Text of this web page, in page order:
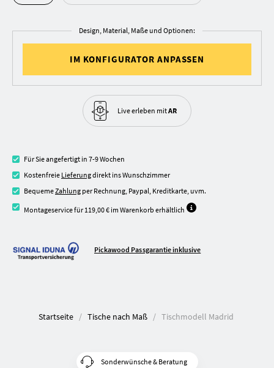
Design, Material, Maße und Optionen:
IM KONFIGURATOR ANPASSEN
Live erleben mitAR
Für Sie angefertigt in 7-9 Wochen
Kostenfreie Lieferungdirekt ins Wunschzimmer
BequemeZahlung per Rechnung, Paypal, Kreditkarte, uvm.
Montageservice für 119,00 € im Warenkorb erhältlich
Pickawood Passgarantie inklusive
Startseite Tische nach Maß Tischmodell Madrid
Sonderwünsche & Beratung